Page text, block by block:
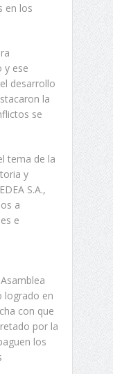
en los
y ese
desarrollo
la
se
tema de la
y
S.A.,
a
e
logrado en
con que
por la
los